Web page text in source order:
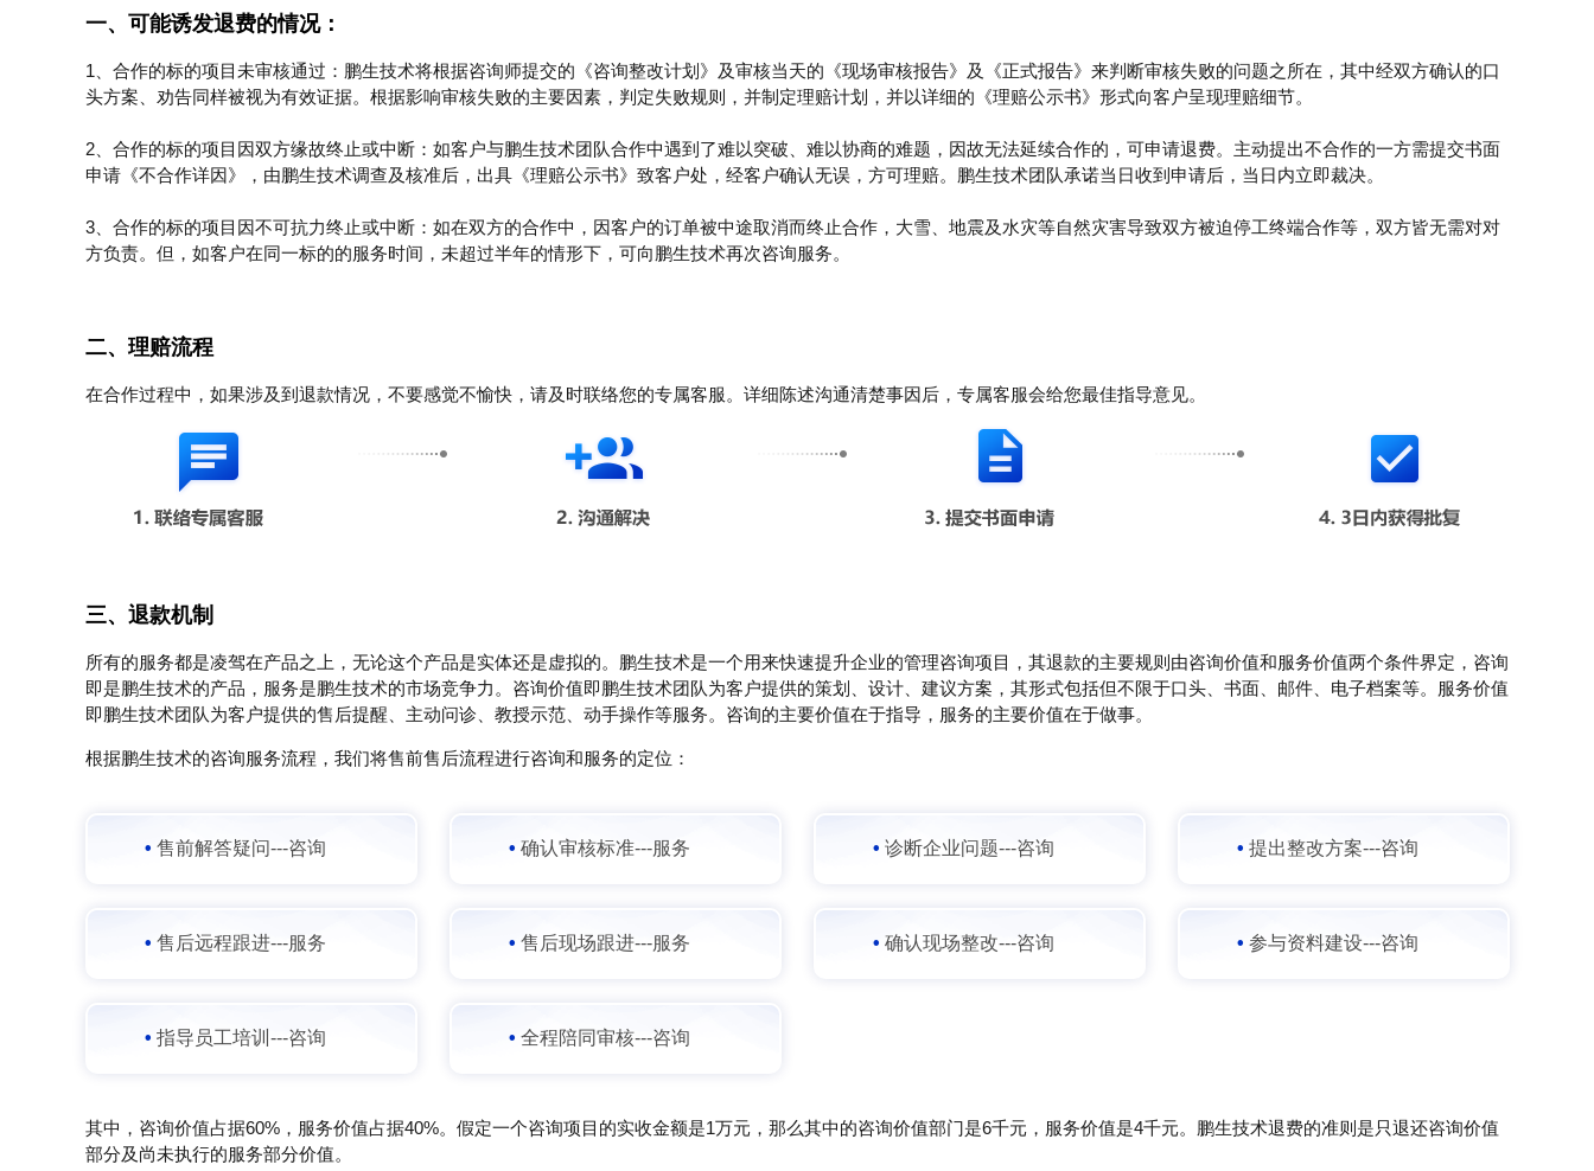
一、可能诱发退费的情况：
1、合作的标的项目未审核通过：鹏生技术将根据咨询师提交的《咨询整改计划》及审核当天的《现场审核报告》及《正式报告》来判断审核失败的问题之所在，其中经双方确认的口
头方案、劝告同样被视为有效证据。根据影响审核失败的主要因素，判定失败规则，并制定理赔计划，并以详细的《理赔公示书》形式向客户呈现理赔细节。
2、合作的标的项目因双方缘故终止或中断：如客户与鹏生技术团队合作中遇到了难以突破、难以协商的难题，因故无法延续合作的，可申请退费。主动提出不合作的一方需提交书面
申请《不合作详因》，由鹏生技术调查及核准后，出具《理赔公示书》致客户处，经客户确认无误，方可理赔。鹏生技术团队承诺当日收到申请后，当日内立即裁决。
3、合作的标的项目因不可抗力终止或中断：如在双方的合作中，因客户的订单被中途取消而终止合作，大雪、地震及水灾等自然灾害导致双方被迫停工终端合作等，双方皆无需对对
方负责。但，如客户在同一标的的服务时间，未超过半年的情形下，可向鹏生技术再次咨询服务。
二、理赔流程
在合作过程中，如果涉及到退款情况，不要感觉不愉快，请及时联络您的专属客服。详细陈述沟通清楚事因后，专属客服会给您最佳指导意见。
三、退款机制
所有的服务都是凌驾在产品之上，无论这个产品是实体还是虚拟的。鹏生技术是一个用来快速提升企业的管理咨询项目，其退款的主要规则由咨询价值和服务价值两个条件界定，咨询
即是鹏生技术的产品，服务是鹏生技术的市场竞争力。咨询价值即鹏生技术团队为客户提供的策划、设计、建议方案，其形式包括但不限于口头、书面、邮件、电子档案等。服务价值
即鹏生技术团队为客户提供的售后提醒、主动问诊、教授示范、动手操作等服务。咨询的主要价值在于指导，服务的主要价值在于做事。
根据鹏生技术的咨询服务流程，我们将售前售后流程进行咨询和服务的定位：
• 售前解答疑问---咨询 • 确认审核标准---服务 • 诊断企业问题---咨询 • 提出整改方案---咨询
• 售后远程跟进---服务 • 售后现场跟进---服务 • 确认现场整改---咨询 • 参与资料建设---咨询
• 指导员工培训---咨询 • 全程陪同审核---咨询
其中，咨询价值占据60%，服务价值占据40%。假定一个咨询项目的实收金额是1万元，那么其中的咨询价值部门是6千元，服务价值是4千元。鹏生技术退费的准则是只退还咨询价值
部分及尚未执行的服务部分价值。